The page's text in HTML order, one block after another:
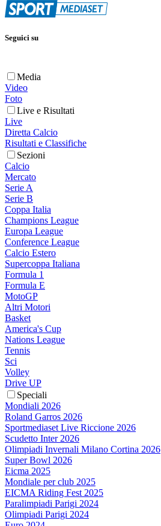
Seguici su
Media
Video
Foto
Live e Risultati
Live
Diretta Calcio
Risultati e Classifiche
Sezioni
Calcio
Mercato
Serie A
Serie B
Coppa Italia
Champions League
Europa League
Conference League
Calcio Estero
Supercoppa Italiana
Formula 1
Formula E
MotoGP
Altri Motori
Basket
America's Cup
Nations League
Tennis
Sci
Volley
Drive UP
Speciali
Mondiali 2026
Roland Garros 2026
Sportmediaset Live Riccione 2026
Scudetto Inter 2026
Olimpiadi Invernali Milano Cortina 2026
Super Bowl 2026
Eicma 2025
Mondiale per club 2025
EICMA Riding Fest 2025
Paralimpiadi Parigi 2024
Olimpiadi Parigi 2024